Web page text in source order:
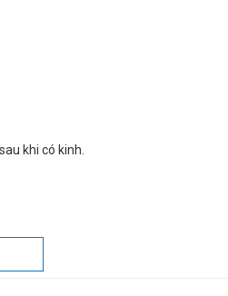
khi có kinh.